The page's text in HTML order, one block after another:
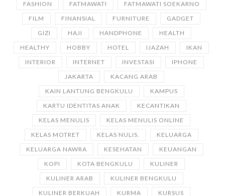
FASHION
FATMAWATI
FATMAWATI SOEKARNO
FILM
FINANSIAL FURNITURE
GADGET
GIZI
HAJI HANDPHONE
HEALTH
HEALTHY
HOBBY HOTEL IJAZAH
IKAN
INTERIOR
INTERNET INVESTASI
IPHONE
JAKARTA
KACANG ARAB
KAIN LANTUNG BENGKULU
KAMPUS
KARTU IDENTITAS ANAK
KECANTIKAN
KELAS MENULIS
KELAS MENULIS ONLINE
KELAS MOTRET
KELAS NULIS.
KELUARGA
KELUARGA NAWRA
KESEHATAN
KEUANGAN
KOPI
KOTA BENGKULU
KULINER
KULINER ARAB
KULINER BENGKULU
KULINER BERKUAH
KURMA KURSUS